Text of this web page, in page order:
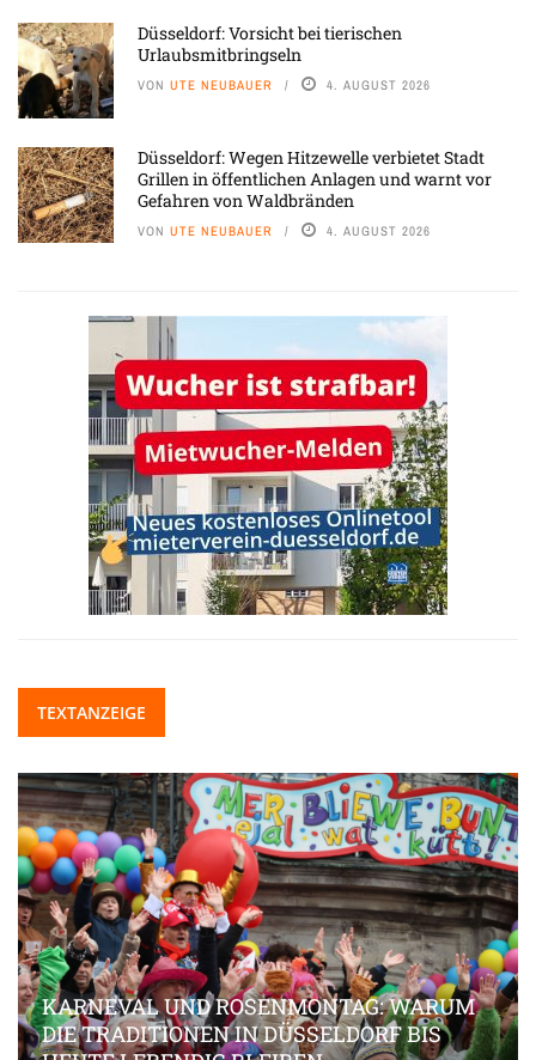
Düsseldorf: Vorsicht bei tierischen
Urlaubsmitbringseln
VON UTE NEUBAUER 4. AUGUST 2026
Düsseldorf: Wegen Hitzewelle verbietet Stadt
Grillen in öffentlichen Anlagen und warnt vor
Gefahren von Waldbränden
VON UTE NEUBAUER 4. AUGUST 2026
TEXTANZEIGE
KARNEVAL UND ROSENMONTAG: WARUM
DIE TRADITIONEN IN DÜSSELDORF BIS